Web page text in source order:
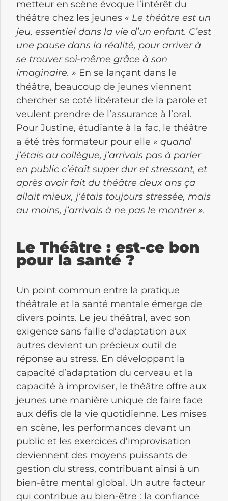
metteur en scène évoque l’intérêt du
théâtre chez les jeunes « Le théâtre est un
jeu, essentiel dans la vie d’un enfant. C’est
une pause dans la réalité, pour arriver à
se trouver soi-même grâce à son
imaginaire. » En se lançant dans le
théâtre, beaucoup de jeunes viennent
chercher se coté libérateur de la parole et
veulent prendre de l’assurance à l’oral.
Pour Justine, étudiante à la fac, le théâtre
a été très formateur pour elle « quand
j’étais au collègue, j’arrivais pas à parler
en public c’était super dur et stressant, et
après avoir fait du théâtre deux ans ça
allait mieux, j’étais toujours stressée, mais
au moins, j’arrivais à ne pas le montrer ».
Le Théâtre : est-ce bon
pour la santé ?
Un point commun entre la pratique
théâtrale et la santé mentale émerge de
divers points. Le jeu théâtral, avec son
exigence sans faille d’adaptation aux
autres devient un précieux outil de
réponse au stress. En développant la
capacité d’adaptation du cerveau et la
capacité à improviser, le théâtre offre aux
jeunes une manière unique de faire face
aux défis de la vie quotidienne. Les mises
en scène, les performances devant un
public et les exercices d’improvisation
deviennent des moyens puissants de
gestion du stress, contribuant ainsi à un
bien-être mental global. Un autre facteur
qui contribue au bien-être : la confiance